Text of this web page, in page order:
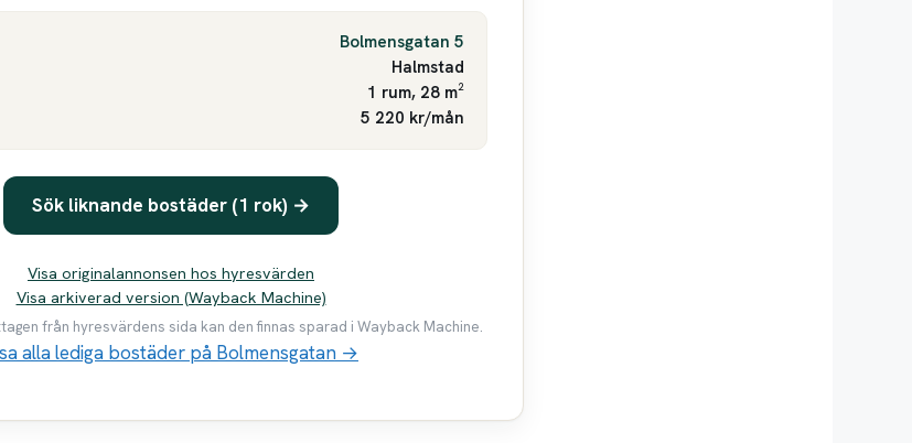
Bolmensgatan 5
Halmstad
1 rum, 28 m²
5 220 kr/mån
Sök liknande bostäder (1 rok) →
Visa originalannonsen hos hyresvärden
Visa arkiverad version (Wayback Machine)
från hyresvärdens sida kan den finnas sparad i Wayback Machine.
alla lediga bostäder på Bolmensgatan →